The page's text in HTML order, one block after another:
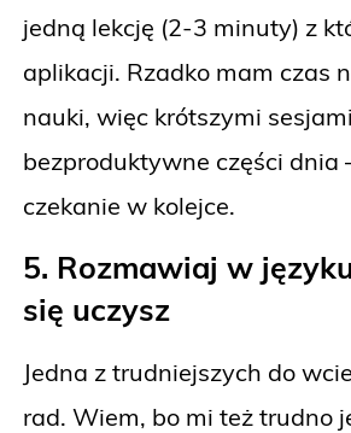
jedną lekcję (2-3 minuty) z
aplikacji. Rzadko mam czas
nauki, więc krótszymi
bezproduktywne części dnia
czekanie w kolejce.
5. Rozmawiaj w
się uczysz
Jedna z trudniejszych do
rad. Wiem, bo mi też trudno